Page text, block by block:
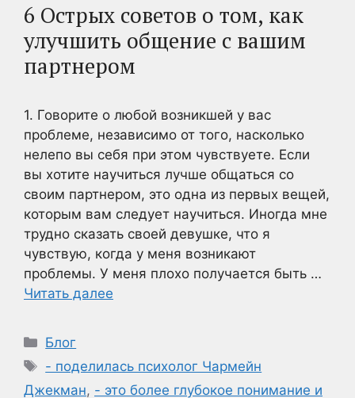
6 Острых советов о том, как
улучшить общение с вашим
партнером
1. Говорите о любой возникшей у вас
проблеме, независимо от того, насколько
нелепо вы себя при этом чувствуете. Если
вы хотите научиться лучше общаться со
своим партнером, это одна из первых вещей,
которым вам следует научиться. Иногда мне
трудно сказать своей девушке, что я
чувствую, когда у меня возникают
проблемы. У меня плохо получается быть …
Читать далее
Рубрики
Блог
Метки
- поделилась психолог Чармейн
Джекман, - это более глубокое понимание и